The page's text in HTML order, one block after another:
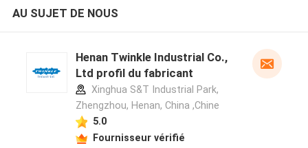
AU SUJET DE NOUS
Henan Twinkle Industrial Co.,
Ltd profil du fabricant
Xinghua S&T Industrial Park,
Zhengzhou, Henan, China ,Chine
5.0
Fournisseur vérifié